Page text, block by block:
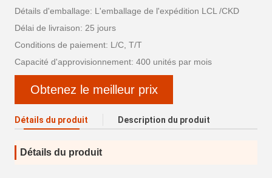
Détails d'emballage: L'emballage de l'expédition LCL /CKD
Délai de livraison: 25 jours
Conditions de paiement: L/C, T/T
Capacité d'approvisionnement: 400 unités par mois
Obtenez le meilleur prix
Détails du produit Description du produit
Détails du produit